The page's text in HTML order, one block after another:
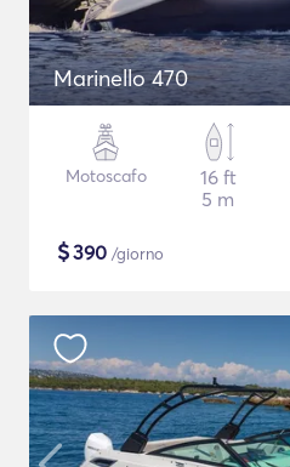
Marinello 470
Motoscafo
16 ft
5 m
$390 /giorno